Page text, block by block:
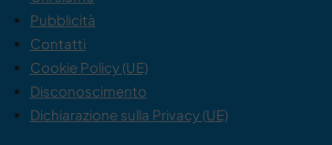
Pubblicità
Contatti
Cookie Policy (UE)
Disconoscimento
Dichiarazione sulla Privacy (UE)